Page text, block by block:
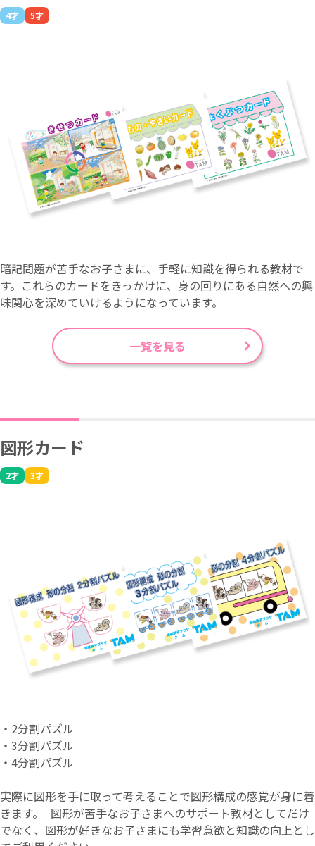
4才 5才
暗記問題が苦手なお子さまに、手軽に知識を得られる教材で
す。これらのカードをきっかけに、身の回りにある自然への興
味関心を深めていけるようになっています。
一覧を見る
図形カード
2才 3才
・2分割パズル
・3分割パズル
・4分割パズル
実際に図形を手に取って考えることで図形構成の感覚が身に着
きます。 図形が苦手なお子さまへのサポート教材としてだけ
でなく、図形が好きなお子さまにも学習意欲と知識の向上とし